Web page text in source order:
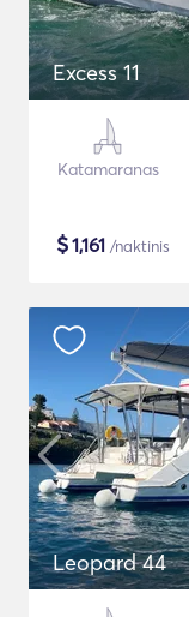
Excess 11
Katamaranas
$1,161 /naktinis
Leopard 44